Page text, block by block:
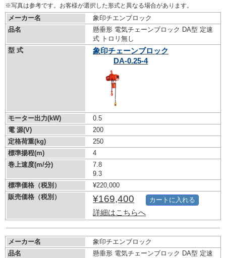
※写真は参考です。お客様が選択した形式と異なる場合があります。
メーカー名
象印チエンブロック
品名
懸垂形 電気チェーンブロック DA型 定速
式 トロリ無し
型 式
象印チェーンブロック
DA-0.25-4
モーター出力(kW)
0.5
電 源(V)
200
定格荷重(kg)
250
標準揚程(m)
4
巻上速度(m/分)
7.8
9.3
標準価格（税別）
¥220,000
販売価格（税別）
¥169,400
詳細はこちらへ
カートに入れる
メーカー名
象印チエンブロック
品名
懸垂形 電気チェーンブロック DA型 定速